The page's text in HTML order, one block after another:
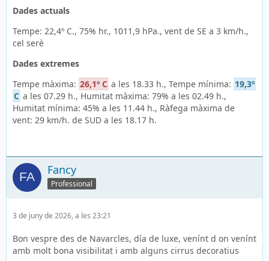
Dades actuals
Tempe: 22,4º C., 75% hr., 1011,9 hPa., vent de SE a 3 km/h.,
cel serè
Dades extremes
Tempe màxima: 26,1º C a les 18.33 h., Tempe mínima: 19,3º
C a les 07.29 h., Humitat màxima: 79% a les 02.49 h.,
Humitat mínima: 45% a les 11.44 h., Ràfega màxima de
vent: 29 km/h. de SUD a les 18.17 h.
Fancy
Professional
3 de juny de 2026, a les 23:21
Bon vespre des de Navarcles, día de luxe, venínt d on venínt
amb molt bona visibilitat i amb alguns cirrus decoratius